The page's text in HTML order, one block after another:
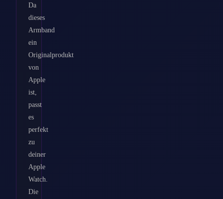
Da
dieses
Armband
ein
Originalprodukt
von
Apple
ist,
passt
es
perfekt
zu
deiner
Apple
Watch.
Die